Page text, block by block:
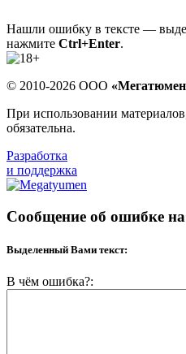
Нашли ошибку в тексте —
нажмите Ctrl+Enter.
© 2010-2026 ООО
При использовании
обязательна.
Разработка
и поддержка
Сообщение об ошибке на
Выделенный Вами текст:
В чём ошибка?: